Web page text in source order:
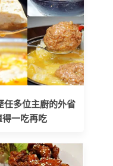
任多位主廚的外省
一吃再吃